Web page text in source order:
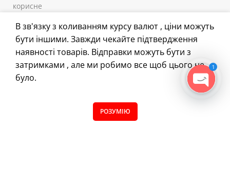
корисне
Самоклейні матеріали
Наклейки
Автозапчастини
Все для тюнінгу
В зв'язку з коливанням курсу валют , ціни можуть
бути іншими. Завжди чекайте підтвердження
наявності товарів. Відправки можуть бути з
затримками , але ми робимо все щоб цього не
було.
РОЗУМІЮ
Вибране
OPEN
1